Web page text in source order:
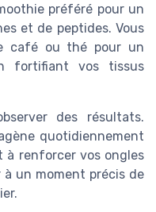
préféré pour un
et de peptides. Vous
café ou thé pour un
fortifiant vos tissus
des résultats.
quotidiennement
à renforcer vos ongles
un moment précis de